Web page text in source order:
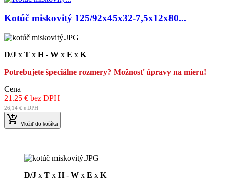
Kotúč miskovitý 125/92x45x32-7,5x12x80...
D/J x T x H- W x E x K
Potrebujete špeciálne rozmery? Možnosť úpravy na mieru!
Cena
21.25 € bez DPH
26,14 € s DPH
 Vložiť do košíka
D/J x T x H- W x E x K